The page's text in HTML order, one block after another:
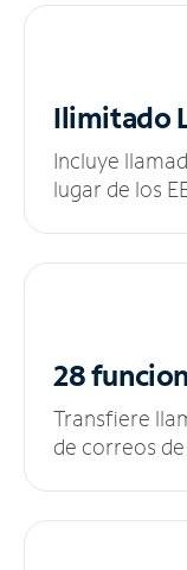
Ilimitado
Incluye
lugar de los
28
Transfiere
de correos de